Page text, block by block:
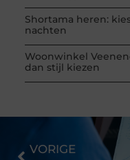
Shortama heren:
nachten
Woonwinkel
dan stijl kiezen
VORIGE